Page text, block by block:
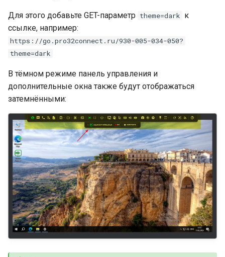
Для этого добавьте GET-параметр theme=dark к
ссылке, например:
https://go.pro32connect.ru/930-005-034-050?
theme=dark
В тёмном режиме панель управления и
дополнительные окна также будут отображаться
затемнёнными: